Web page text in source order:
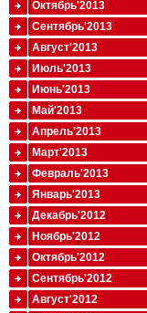
Октябрь'2013
Сентябрь'2013
Август'2013
Июль'2013
Июнь'2013
Май'2013
Апрель'2013
Март'2013
Февраль'2013
Январь'2013
Декабрь'2012
Ноябрь'2012
Октябрь'2012
Сентябрь'2012
Август'2012